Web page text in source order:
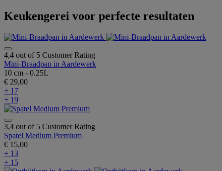
Keukengerei voor perfecte resultaten
4,4 out of 5 Customer Rating
Mini-Braadpan in Aardewerk
10 cm - 0.25L
€ 29,00
+ 17
+ 19
3,4 out of 5 Customer Rating
Spatel Medium Premium
€ 15,00
+ 13
+ 15